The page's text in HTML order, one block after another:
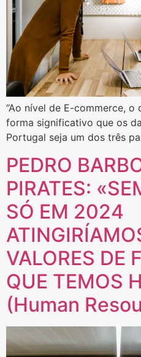
“Ao nível de E-commerce,
forma significativo que os
Portugal seja um dos três
PEDRO
PIRATES:
SÓ EM 2024
VALORES DE
QUE TEMOS
(Human